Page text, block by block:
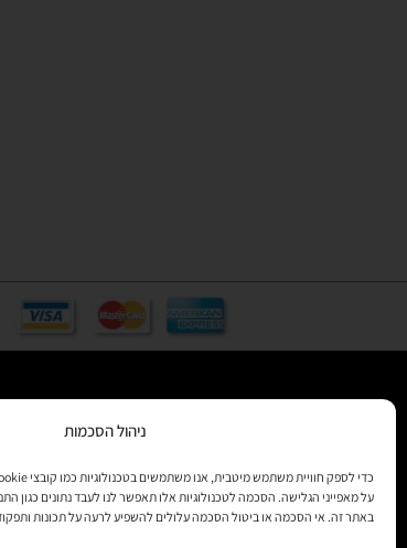
ניהול הסכמות
על מאפייני הגלישה. הסכמה לטכנולוגיות אלו תאפשר לנו לעבד נתונים כגון
באתר זה. אי הסכמה או ביטול הסכמה עלולים להשפיע לרעה על תכונות